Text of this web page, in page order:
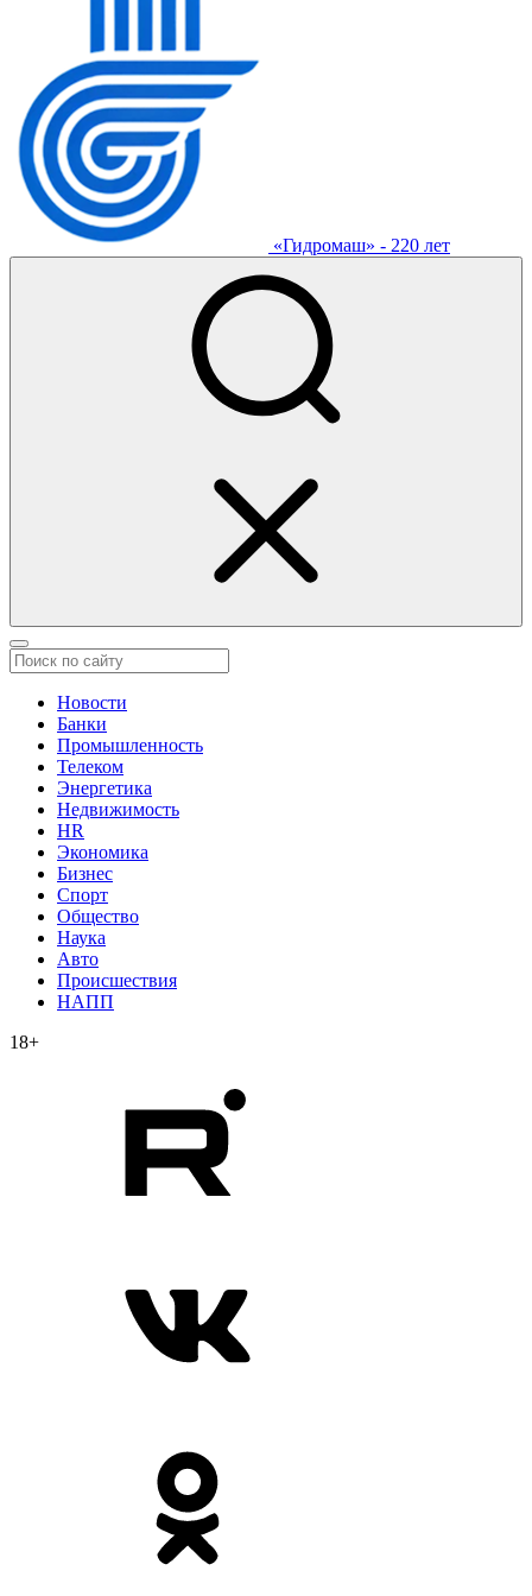
«Гидромаш» - 220 лет
Новости
Банки
Промышленность
Телеком
Энергетика
Недвижимость
HR
Экономика
Бизнес
Спорт
Общество
Наука
Авто
Происшествия
НАПП
18+